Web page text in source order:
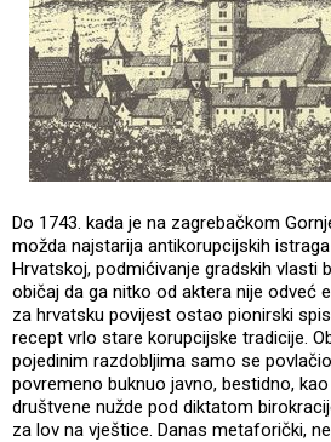
Do 1743. kada je na zagrebačkom
možda najstarija antikorupcijskih
Hrvatskoj, podmićivanje gradskih vlasti
običaj da ga nitko od aktera nije odveć
za hrvatsku povijest ostao pionirski
recept vrlo stare korupcijske tradicije.
pojedinim razdobljima samo se
povremeno buknuo javno, bestidno,
društvene nužde pod diktatom
za lov na vještice. Danas metaforički,